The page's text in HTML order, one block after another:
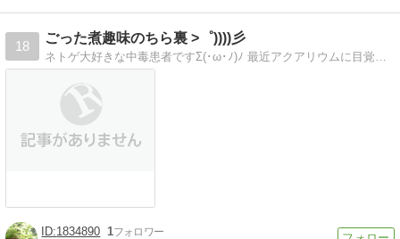
18
ごった煮趣味のちら裏 >゜))))彡
ネトゲ大好きな中毒患者ですΣ(･ω･ﾉ)ﾉ 最近アクアリウムに目覚めた為日々水槽を眺めながらにやにやしています(ΦωΦ)
1834890 1